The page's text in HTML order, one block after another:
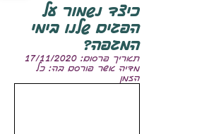
כיצד נשמור על
הפגים שלנו בימי
המגפה?
תאריך פרסום: 17/11/2020
מדיה אשר פורסם בה: כל
הזמן